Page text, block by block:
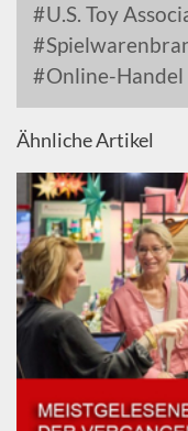
U.S. Toy
Online-Handel
Ähnliche Artikel